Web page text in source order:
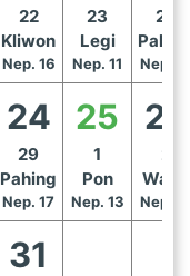
22
Kliwon
Nep. 16
23
Legi
Nep. 11
24
Nep.
24
29
Pahing
Nep. 17
25
1
Pon
Nep. 13
26
Wage
Nep.
31